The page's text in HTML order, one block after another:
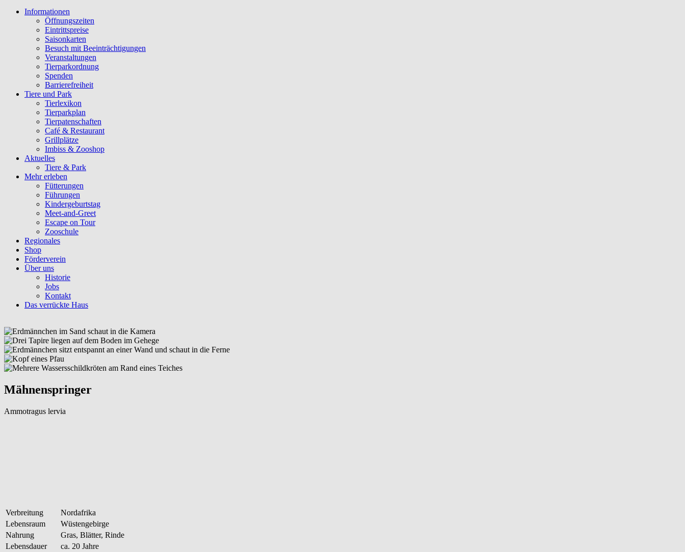
Informationen
Öffnungszeiten
Eintrittspreise
Saisonkarten
Besuch mit Beeinträchtigungen
Veranstaltungen
Tierparkordnung
Spenden
Barrierefreiheit
Tiere und Park
Tierlexikon
Tierparkplan
Tierpatenschaften
Café & Restaurant
Grillplätze
Imbiss & Zooshop
Aktuelles
Tiere & Park
Mehr erleben
Fütterungen
Führungen
Kindergeburtstag
Meet-and-Greet
Escape on Tour
Zooschule
Regionales
Shop
Förderverein
Über uns
Historie
Jobs
Kontakt
Das verrückte Haus
Mähnenspringer
Ammotragus lervia
Verbreitung
Nordafrika
Lebensraum
Wüstengebirge
Nahrung
Gras, Blätter, Rinde
Lebensdauer
ca. 20 Jahre